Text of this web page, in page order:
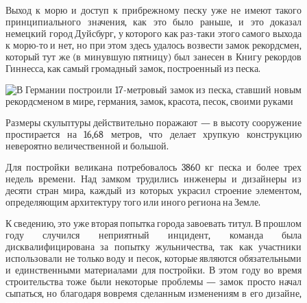
Выход к морю и доступ к прибрежному песку уже не имеют такого
принципиального значения, как это было раньше, и это доказал
немецкий город Дуйсбург, у которого как раз-таки этого самого выхода
к морю-то и нет, но при этом здесь удалось возвести замок рекордсмен,
который тут же (в минувшую пятницу) был занесен в Книгу рекордов
Гиннесса, как самый громадный замок, построенный из песка.
Размеры скульптуры действительно поражают — в высоту сооружение
простирается на 16,68 метров, что делает хрупкую конструкцию
невероятно величественной и большой.
Для постройки великана потребовалось 3860 кг песка и более трех
недель времени. Над замком трудились инженеры и дизайнеры из
десяти стран мира, каждый из которых украсил строение элементом,
определяющим архитектуру того или иного региона на Земле.
К сведению, это уже вторая попытка города завоевать титул. В прошлом
году случился неприятный инцидент, команда была
дисквалифицирована за попытку жульничества, так как участники
использовали не только воду и песок, которые являются обязательными
и единственными материалами для постройки. В этом году во время
строительства тоже были некоторые проблемы — замок просто начал
сыпаться, но благодаря вовремя сделанным изменениям в его дизайне,